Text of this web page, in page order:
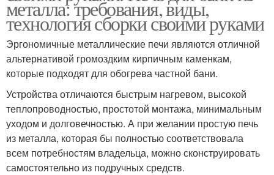
металла: требования, виды,
технология сборки своими руками
Эргономичные металлические печи являются отличной
альтернативой громоздким кирпичным каменкам,
которые подходят для обогрева частной бани.
Устройства отличаются быстрым нагревом, высокой
теплопроводностью, простотой монтажа, минимальным
уходом и долговечностью. А при желании простую печь
из металла, которая бы полностью соответствовала
всем потребностям владельца, можно сконструировать
самостоятельно из подручных средств.